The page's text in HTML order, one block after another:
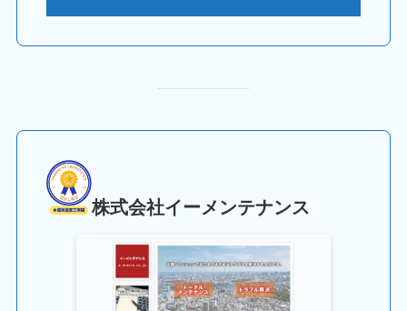
株式会社イーメンテナンス